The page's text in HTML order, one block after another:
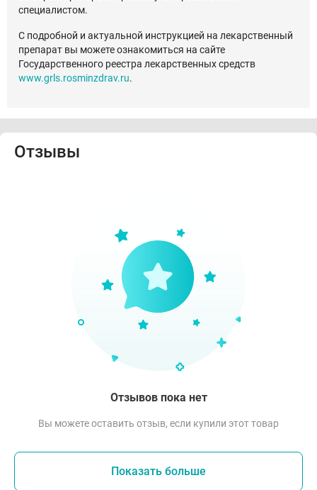
специалистом.
С подробной и актуальной инструкцией на лекарственный
препарат вы можете ознакомиться на сайте
Государственного реестра лекарственных средств
www.grls.rosminzdrav.ru.
Отзывы
Отзывов пока нет
Вы можете оставить отзыв, если купили этот товар
Показать больше